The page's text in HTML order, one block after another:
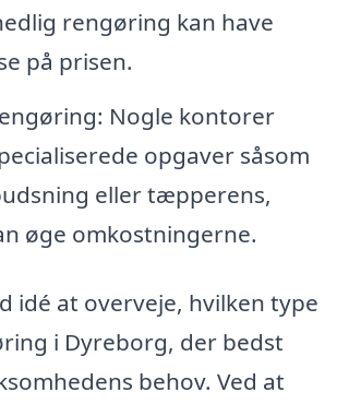
rengøring kan have
på prisen.
Nogle kontorer
opgaver såsom
eller tæpperens,
øge omkostningerne.
idé at overveje, hvilken type
i Dyreborg, der bedst
behov. Ved at